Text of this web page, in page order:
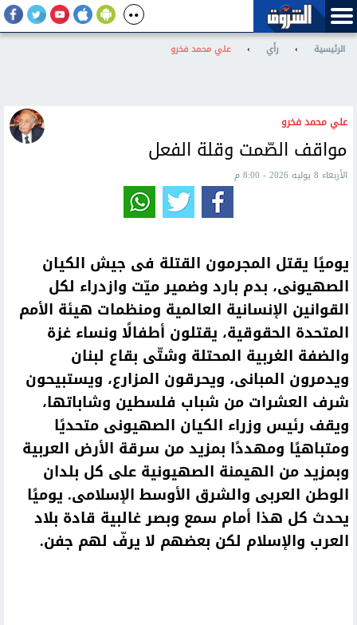
الرئيسية › رأي › علي محمد فخرو
علي محمد فخرو
مواقف الصّمت وقلة الفعل
الأربعاء 8 يوليه 2026 - 8:00 م
يوميًا يقتل المجرمون القتلة فى جيش الكيان
الصهيونى، بدم بارد وضمير ميّت وازدراء لكل
القوانين الإنسانية العالمية ومنظمات هيئة الأمم
المتحدة الحقوقية، يقتلون أطفالًا ونساء غزة
والضفة الغربية المحتلة وشتّى بقاع لبنان
ويدمرون المبانى، ويحرقون المزارع، ويستبيحون
شرف العشرات من شباب فلسطين وشاباتها،
ويقف رئيس وزراء الكيان الصهيونى متحديًا
ومتباهيًا ومهددًا بمزيد من سرقة الأرض العربية
وبمزيد من الهيمنة الصهيونية على كل بلدان
الوطن العربى والشرق الأوسط الإسلامى. يوميًا
يحدث كل هذا أمام سمع وبصر غالبية قادة بلاد
العرب والإسلام لكن بعضهم لا يرفّ لهم جفن.